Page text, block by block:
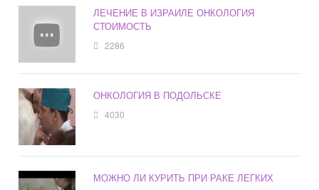
ЛЕЧЕНИЕ В ИЗРАИЛЕ ОНКОЛОГИЯ
СТОИМОСТЬ
2286
ОНКОЛОГИЯ В ПОДОЛЬСКЕ
4030
МОЖНО ЛИ КУРИТЬ ПРИ РАКЕ ЛЕГКИХ